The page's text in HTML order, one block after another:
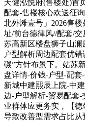
天健泓悦府(售楼处)首
配套-售楼核心欢送征
北外滩壹号」2026售
址/前台德律风//配套/
苏高新区楼盘狮子山
户型解析周边配套优
碳”方针布景下。姑苏
盘详情-价钱-户型-配套
新城中建熙辰上院-中
边-户型解析-贸易配套
业群体应更务实，【
导致改善型需求占比从